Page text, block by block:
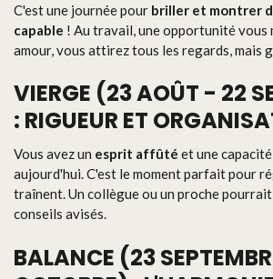
C'est une journée pour briller et montrer
capable ! Au travail, une opportunité vous
amour, vous attirez tous les regards, mais
VIERGE (23 AOÛT - 22
: RIGUEUR ET
Vous avez un esprit affûté et une
aujourd'hui. C'est le moment parfait pour
traînent. Un collègue ou un proche
conseils avisés.
BALANCE (23